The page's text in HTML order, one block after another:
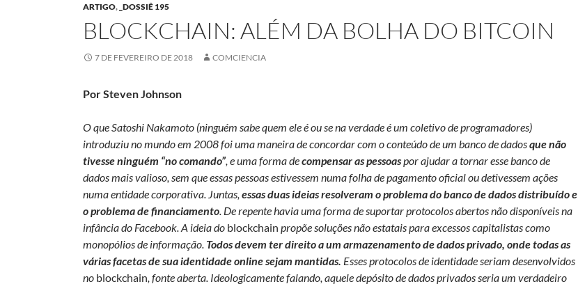
ARTIGO, _DOSSIÊ 195
BLOCKCHAIN: ALÉM DA BOLHA DO BITCOIN
7 DE FEVEREIRO DE 2018 COMCIENCIA
Por Steven Johnson
O que Satoshi Nakamoto (ninguém sabe quem ele é ou se na verdade é um coletivo de programadores)
introduziu no mundo em 2008 foi uma maneira de concordar com o conteúdo de um banco de dadosque não
tivesse ninguém “no comando” , e uma forma decompensar as pessoaspor ajudar a tornar esse banco de
dados mais valioso, sem que essas pessoas estivessem numa folha de pagamento oficial ou detivessem ações
numa entidade corporativa. Juntas, essas duas ideias resolveram o problema do banco de dados distribuído e
o problema de financiamento . De repente havia uma forma de suportar protocolos abertos não disponíveis na
infância do Facebook. A ideia do blockchain propõe soluções não estatais para excessos capitalistas como
monopólios de informação. Todos devem ter direito a um armazenamento de dados privado, onde todas as
várias facetas de sua identidade online sejam mantidas. Esses protocolos de identidade seriam desenvolvidos
no blockchain , fonte aberta. Ideologicamente falando, aquele depósito de dados privados seria um verdadeiro